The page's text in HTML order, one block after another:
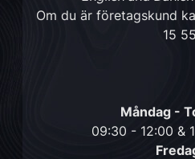
Om du är företagskund
15 55
Måndag -
09:30 - 12:00 &